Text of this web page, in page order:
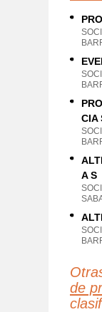
CIA
A S
de